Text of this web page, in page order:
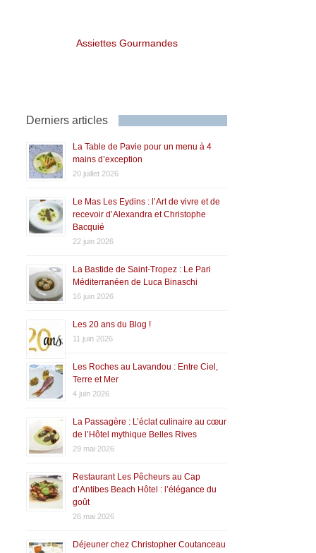
Assiettes Gourmandes
Derniers articles
La Table de Pavie pour un menu à 4
mains d’exception
20 juillet 2026
Le Mas Les Eydins : l’Art de vivre et de
recevoir d’Alexandra et Christophe
Bacquié
22 juin 2026
La Bastide de Saint-Tropez : Le Pari
Méditerranéen de Luca Binaschi
16 juin 2026
Les 20 ans du Blog !
11 juin 2026
Les Roches au Lavandou : Entre Ciel,
Terre et Mer
4 juin 2026
La Passagère : L’éclat culinaire au cœur
de l’Hôtel mythique Belles Rives
29 mai 2026
Restaurant Les Pêcheurs au Cap
d’Antibes Beach Hôtel : l’élégance du
goût
26 mai 2026
Déjeuner chez Christopher Coutanceau